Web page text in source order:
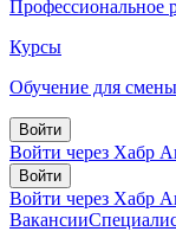
Профессиональное
Курсы
Обучение для
Войти
Войти через Хабр
Войти
Войти через Хабр
Вакансии